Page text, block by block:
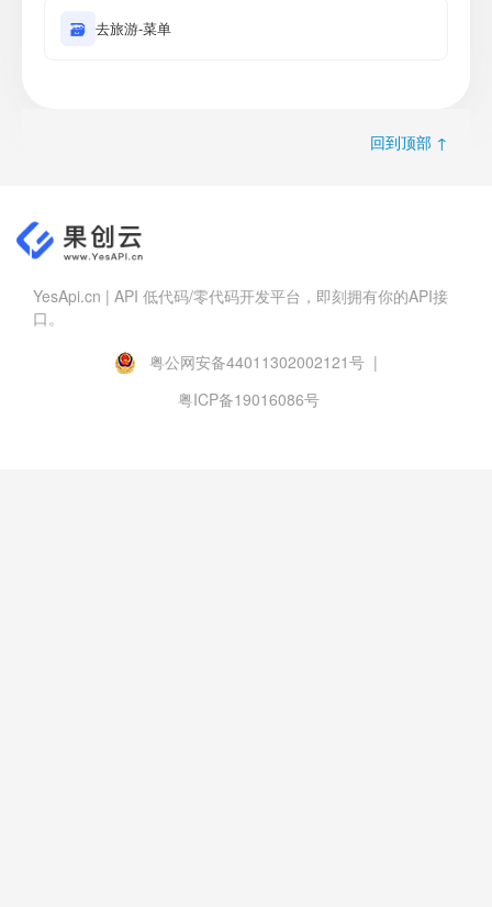
🗃 去旅游-菜单
回到顶部 ↑
YesApi.cn | API 低代码/零代码开发平台，即刻拥有你的API接
口。
粤公网安备44011302002121号 |
粤ICP备19016086号